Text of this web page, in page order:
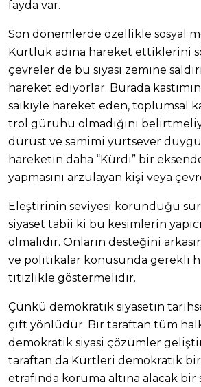
fayda var.
Son dönemlerde özellikle sosyal
Kürtlük adına hareket ettiklerini
çevreler de bu siyasi zemine
hareket ediyorlar. Burada
saikiyle hareket eden, toplumsal
trol güruhu olmadığını
dürüst ve samimi yurtsever
hareketin daha “Kürdi” bir
yapmasını arzulayan kişi veya
Eleştirinin seviyesi korunduğu
siyaset tabii ki bu kesimlerin
olmalıdır. Onların desteğini
ve politikalar konusunda gerekli
titizlikle göstermelidir.
Çünkü demokratik siyasetin
çift yönlüdür. Bir taraftan tüm
demokratik siyasi çözümler
taraftan da Kürtleri demokratik
etrafında koruma altına alacak bir